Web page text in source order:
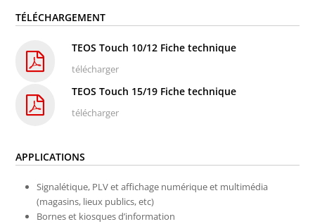
TÉLÉCHARGEMENT
TEOS Touch 10/12 Fiche technique
télécharger
TEOS Touch 15/19 Fiche technique
télécharger
APPLICATIONS
Signalétique, PLV et affichage numériqueet multimédia
(magasins, lieux publics, etc)
Bornes et kiosques d’information